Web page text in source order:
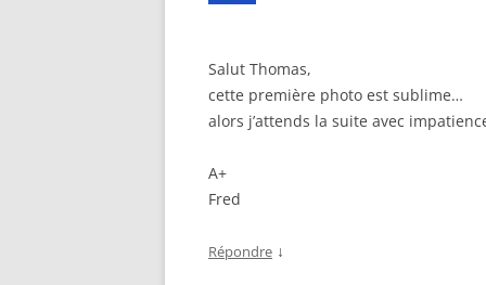
Salut Thomas,
cette première photo est sublime…
alors j’attends la suite avec
A+
Fred
Répondre ↓